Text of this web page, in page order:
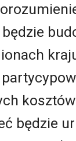
będzie